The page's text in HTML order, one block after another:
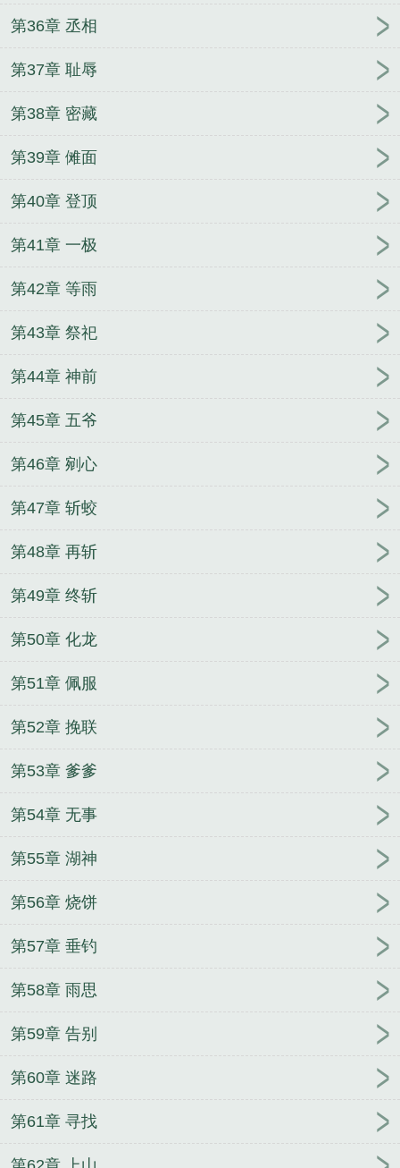
第36章 丞相
第37章 耻辱
第38章 密藏
第39章 傩面
第40章 登顶
第41章 一极
第42章 等雨
第43章 祭祀
第44章 神前
第45章 五爷
第46章 剜心
第47章 斩蛟
第48章 再斩
第49章 终斩
第50章 化龙
第51章 佩服
第52章 挽联
第53章 爹爹
第54章 无事
第55章 湖神
第56章 烧饼
第57章 垂钓
第58章 雨思
第59章 告别
第60章 迷路
第61章 寻找